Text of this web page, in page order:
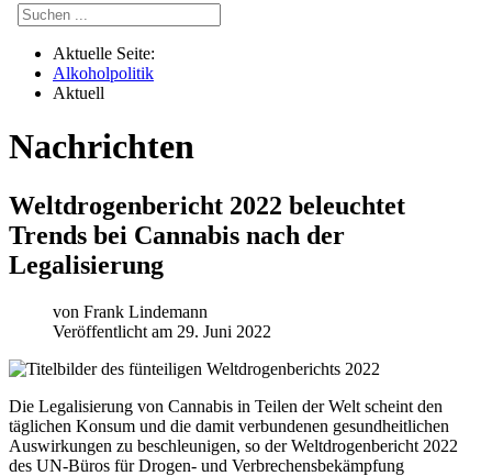
Aktuelle Seite:
Alkoholpolitik
Aktuell
Nachrichten
Weltdrogenbericht 2022 beleuchtet
Trends bei Cannabis nach der
Legalisierung
von Frank Lindemann
Veröffentlicht am 29. Juni 2022
Die Legalisierung von Cannabis in Teilen der Welt scheint den
täglichen Konsum und die damit verbundenen gesundheitlichen
Auswirkungen zu beschleunigen, so der Weltdrogenbericht 2022
des UN-Büros für Drogen- und Verbrechensbekämpfung